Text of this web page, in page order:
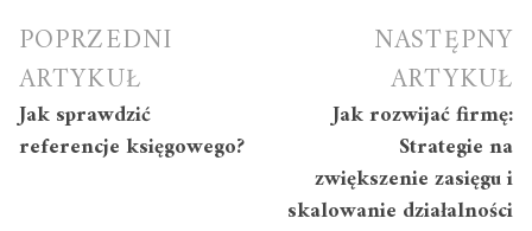
Nawigacja
wpisu
POPRZEDNI
ARTYKUŁ
Jak sprawdzić
referencje księgowego?
NASTĘPNY
ARTYKUŁ
Jak rozwijać firmę:
Strategie na
zwiększenie zasięgu i
skalowanie działalności